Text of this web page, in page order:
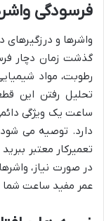
فرسودگی
واشرها و درزگیرهای
گذشت زمان دچار
رطوبت، مواد
تحلیل رفتن این
ساعت یک ویژگی
در صورت نیاز،
عمر مفید ساعت شما